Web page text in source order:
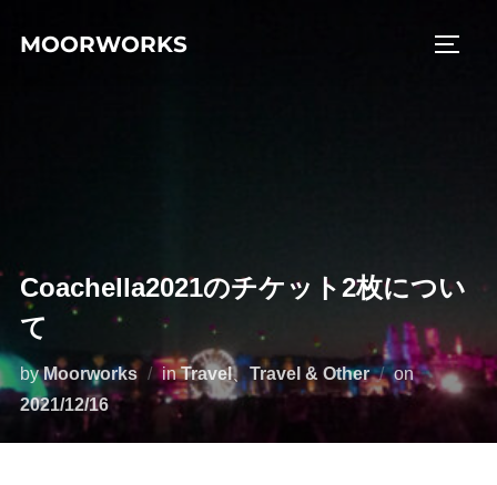
MOORWORKS
Coachella2021のチケット2枚につい
て
byMoorworks inTravel、 Travel & Other on投
2021/12/16